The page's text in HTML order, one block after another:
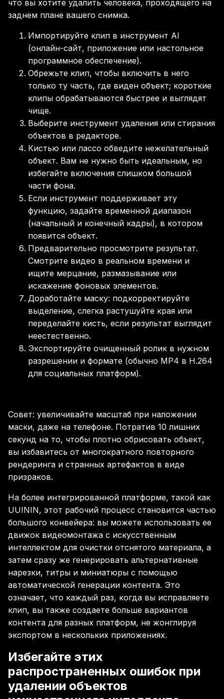
что вы хотите удалить человека, проходящего на
заднем плане вашего снимка.
Импортируйте клип в инструмент AI
(онлайн-сайт, приложение или настольное
программное обеспечение).
Обрежьте клип, чтобы включить в него
только ту часть, где виден объект; короткие
клипы обрабатываются быстрее и выглядят
чище.
Выберите инструмент удаления или стирания
объектов в редакторе.
Кистью или лассо обведите нежелательный
объект. Вам не нужно быть идеальным, но
избегайте включения слишком большой
части фона.
Если инструмент поддерживает эту
функцию, задайте временной диапазон
(начальный и конечный кадры), в котором
появится объект.
Предварительно просмотрите результат.
Смотрите видео в реальном времени и
ищите мерцание, размазывание или
искажение фоновых элементов.
Доработайте маску: подкорректируйте
выделение, слегка растушуйте края или
переделайте кисть, если результат выглядит
неестественно.
Экспортируйте очищенный ролик в нужном
разрешении и формате (обычно MP4 в H.264
для социальных платформ).
Совет: увеличивайте масштаб при наложении
маски, даже на телефоне. Потратив 10 лишних
секунд на то, чтобы плотно обрисовать объект,
вы избавитесь от многократного повторного
рендеринга и странных артефактов в виде
призраков.
На более интегрированной платформе, такой как
UUININ, этот рабочий процесс становится частью
большого конвейера: вы можете использовать ее
движок видеомонтажа с искусственным
интеллектом для очистки отснятого материала, а
затем сразу же генерировать альтернативные
нарезки, титры и миниатюры с помощью
автоматической генерации контента. Это
означает, что каждый раз, когда вы исправляете
клип, вы также создаете больше вариантов
контента для разных платформ, не жонглируя
экспортом в нескольких приложениях.
Избегайте этих
распространенных ошибок при
удалении объектов